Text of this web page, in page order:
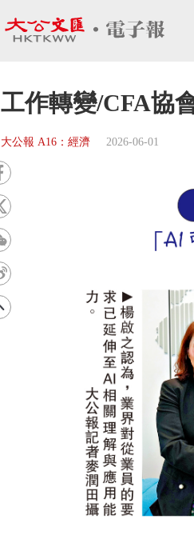
工作轉變/CFA協
大公報 A16：經濟 2026-06-01